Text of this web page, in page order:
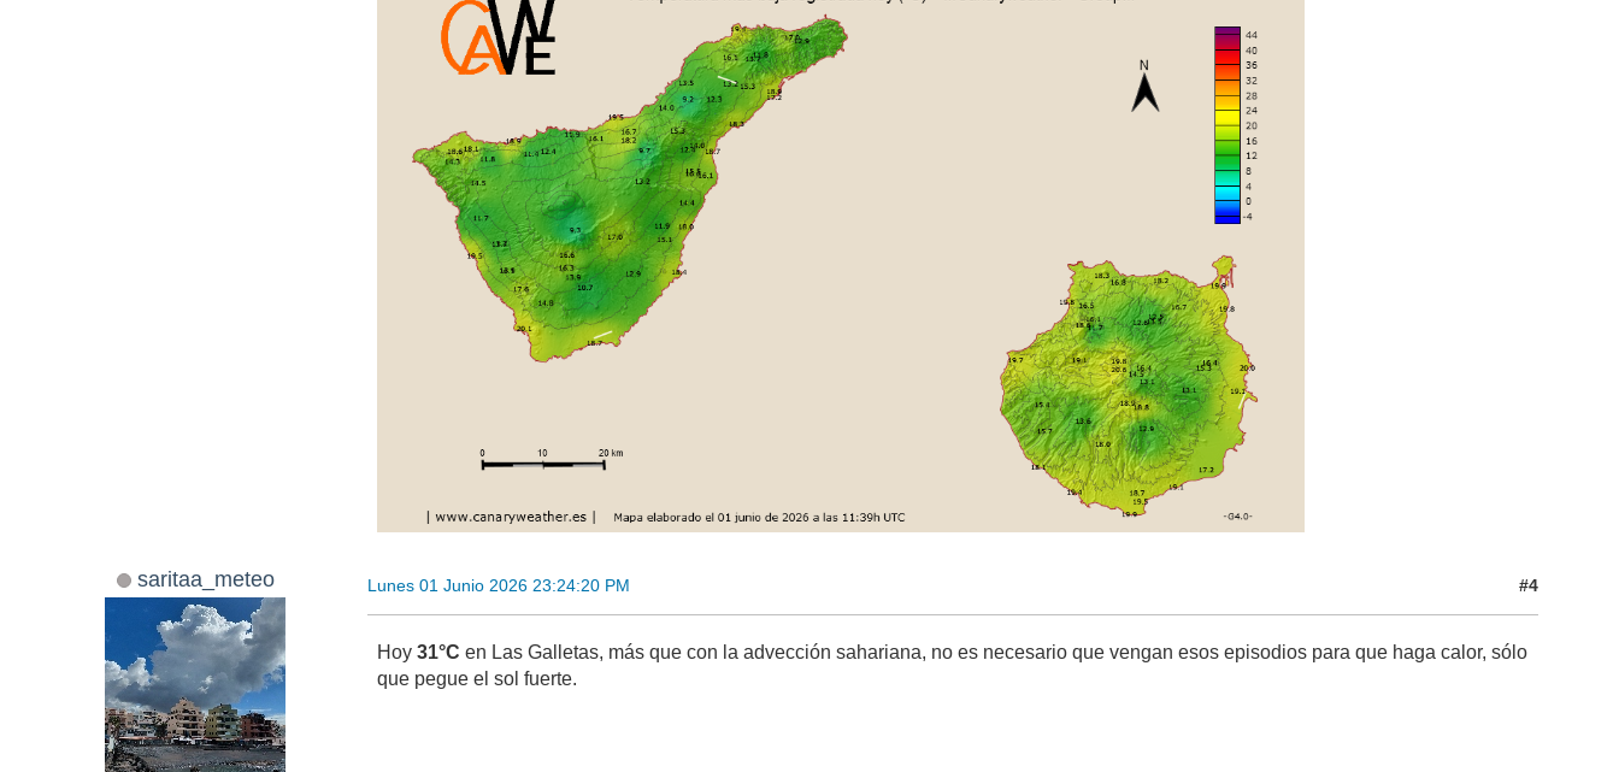
saritaa_meteo Lunes 01 Junio 2026 23:24:20 PM #4
Hoy31°C en Las Galletas, más que con la advección sahariana, no es necesario que vengan esos episodios para que haga calor, sólo
que pegue el sol fuerte.